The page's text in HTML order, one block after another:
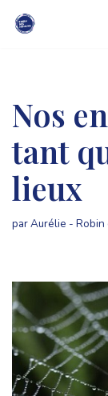
Nos
tant
lieux
parAurélie - Robin